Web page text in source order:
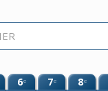
6e 7e 8e